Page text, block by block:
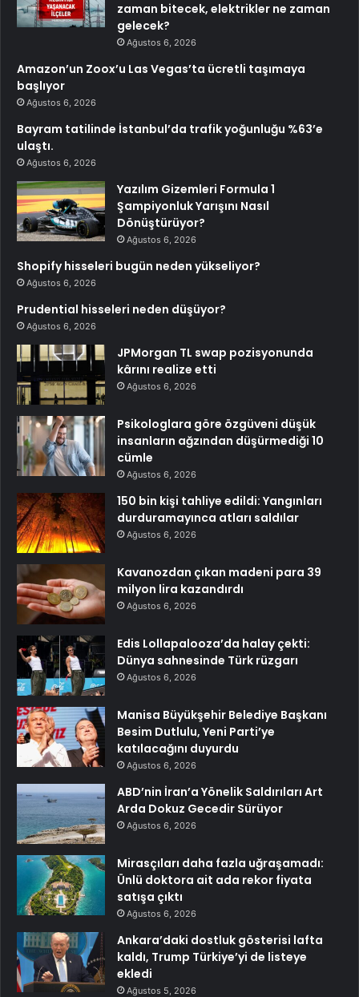
zaman bitecek, elektrikler ne zaman
gelecek?
Ağustos 6, 2026
Amazon’un Zoox’u Las Vegas’ta ücretli taşımaya
başlıyor
Ağustos 6, 2026
Bayram tatilinde İstanbul’da trafik yoğunluğu %63’e
ulaştı.
Ağustos 6, 2026
Yazılım Gizemleri Formula 1
Şampiyonluk Yarışını Nasıl
Dönüştürüyor?
Ağustos 6, 2026
Shopify hisseleri bugün neden yükseliyor?
Ağustos 6, 2026
Prudential hisseleri neden düşüyor?
Ağustos 6, 2026
JPMorgan TL swap pozisyonunda
kârını realize etti
Ağustos 6, 2026
Psikologlara göre özgüveni düşük
insanların ağzından düşürmediği 10
cümle
Ağustos 6, 2026
150 bin kişi tahliye edildi: Yangınları
durduramayınca atları saldılar
Ağustos 6, 2026
Kavanozdan çıkan madeni para 39
milyon lira kazandırdı
Ağustos 6, 2026
Edis Lollapalooza’da halay çekti:
Dünya sahnesinde Türk rüzgarı
Ağustos 6, 2026
Manisa Büyükşehir Belediye Başkanı
Besim Dutlulu, Yeni Parti’ye
katılacağını duyurdu
Ağustos 6, 2026
ABD’nin İran’a Yönelik Saldırıları Art
Arda Dokuz Gecedir Sürüyor
Ağustos 6, 2026
Mirasçıları daha fazla uğraşamadı:
Ünlü doktora ait ada rekor fiyata
satışa çıktı
Ağustos 6, 2026
Ankara’daki dostluk gösterisi lafta
kaldı, Trump Türkiye’yi de listeye
ekledi
Ağustos 5, 2026